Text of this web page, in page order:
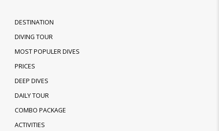
DESTINATION
DIVING TOUR
MOST POPULER DIVES
PRICES
DEEP DIVES
DAILY TOUR
COMBO PACKAGE
ACTIVITIES